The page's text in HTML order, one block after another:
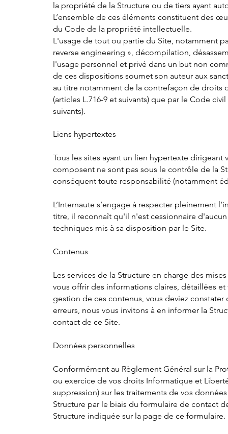
la propriété de la Structure ou de tiers ayant
L’ensemble de ces éléments constituent des
du Code de la propriété intellectuelle.
L'usage de tout ou partie du Site, notamment
reverse engineering », décompilation,
l'usage personnel et privé dans un but non
de ces dispositions soumet son auteur aux
au titre notamment de la contrefaçon de droits
(articles L.716-9 et suivants) que par le Code
suivants).
Liens hypertextes
Tous les sites ayant un lien hypertexte
composent ne sont pas sous le contrôle de la
conséquent toute responsabilité (notamment
L’Internaute s’engage à respecter pleinement
titre, il reconnaît qu'il n'est cessionnaire
techniques mis à sa disposition par le Site.
Contenus
Les services de la Structure en charge des
vous offrir des informations claires, détaillées
gestion de ces contenus, vous deviez
erreurs, nous vous invitons à en informer la
contact de ce Site.
Données personnelles
Conformément au Règlement Général sur la
ou exercice de vos droits Informatique et
suppression) sur les traitements de vos
Structure par le biais du formulaire de contact
Structure indiquée sur la page de ce formulaire.